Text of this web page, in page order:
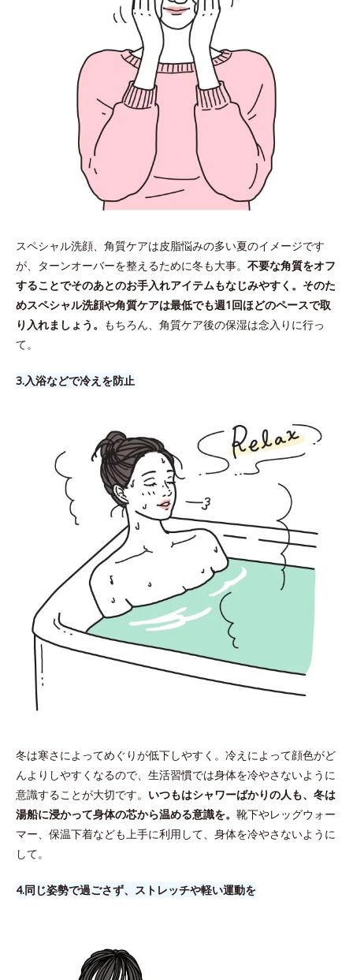
スペシャル洗顔、角質ケアは皮脂悩みの多い夏のイメージです
が、ターンオーバーを整えるために冬も大事。 不要な角質をオフ
することでそのあとのお手入れアイテムもなじみやすく。そのた
めスペシャル洗顔や角質ケアは最低でも週1回ほどのペースで取
り入れましょう。 もちろん、角質ケア後の保湿は念入りに行っ
て。
3.​入浴などで冷えを防止
冬は寒さによってめぐりが低下しやすく。冷えによって顔色がど
んよりしやすくなるので、生活習慣では身体を冷やさないように
意識することが大切です。 いつもはシャワーばかりの人も、冬は
湯船に浸かって身体の芯から温める意識を。 靴下やレッグウォー
マー、保温下着なども上手に利用して、身体を冷やさないように
して。
4.​同じ姿勢で過ごさず、ストレッチや軽い運動を